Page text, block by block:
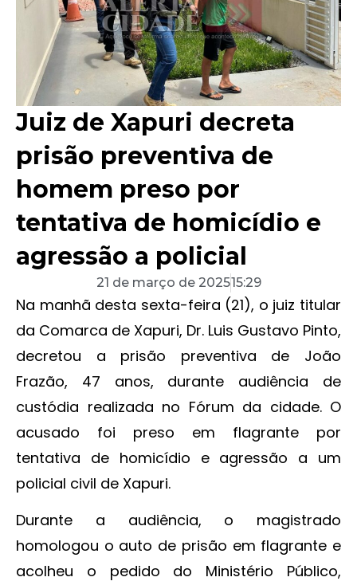
Juiz de Xapuri decreta
prisão preventiva de
homem preso por
tentativa de homicídio e
agressão a policial
21 de março de 202515:29
Na manhã desta sexta-feira (21), o juiz titular
da Comarca de Xapuri, Dr. Luis Gustavo Pinto,
decretou a prisão preventiva de João
Frazão, 47 anos, durante audiência de
custódia realizada no Fórum da cidade. O
acusado foi preso em flagrante por
tentativa de homicídio e agressão a um
policial civil de Xapuri.
Durante a audiência, o magistrado
homologou o auto de prisão em flagrante e
acolheu o pedido do Ministério Público,